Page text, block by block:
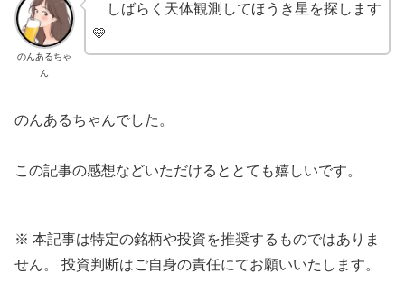
のんあるちゃ
ん
しばらく天体観測してほうき星を探します
💛
のんあるちゃんでした。
この記事の感想などいただけるととても嬉しいです。
※ 本記事は特定の銘柄や投資を推奨するものではありま
せん。 投資判断はご自身の責任にてお願いいたします。